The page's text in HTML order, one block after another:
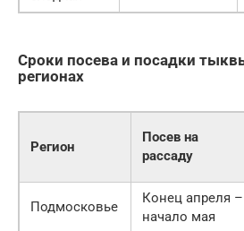
Сроки посева и посадки
регионах
Регион
Посев на
рассаду
Подмосковье
Конец апреля –
начало мая